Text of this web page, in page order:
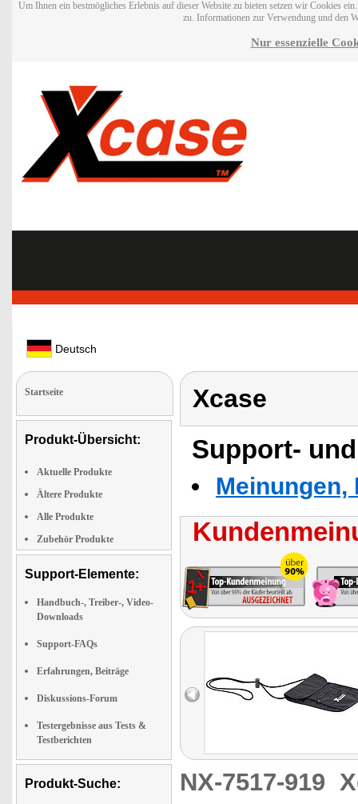
Um Ihnen ein bestmögliches Erlebnis auf dieser Website zu bieten setzen wir Cookies
zu. Informationen zur Verwendung und den
Nur essenzielle
Deutsch
Startseite
Produkt-Übersicht:
Aktuelle Produkte
Ältere Produkte
Alle Produkte
Zubehör Produkte
Support-Elemente:
Handbuch-, Treiber-, Video-
Downloads
Support-FAQs
Erfahrungen, Beiträge
Diskussions-Forum
Testergebnisse aus Tests &
Testberichten
Produkt-Suche:
Xcase
Support-
NX-7517-919